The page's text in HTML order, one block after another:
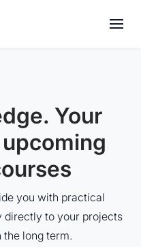
Your
you with practical
directly to your projects
the long term.